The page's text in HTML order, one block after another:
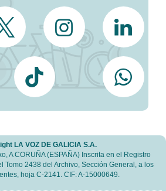
LA VOZ DE GALICIA S.A.
A CORUÑA (ESPAÑA) Inscrita en el Registro
Tomo 2438 del Archivo, Sección General, a los
hoja C-2141. CIF: A-15000649.